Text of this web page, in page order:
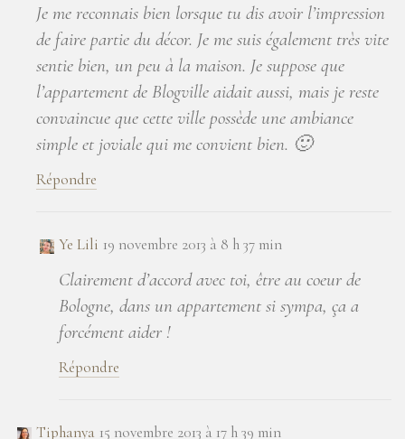
Je me reconnais bien lorsque tu dis avoir l’impression
de faire partie du décor. Je me suis également très vite
sentie bien, un peu à la maison. Je suppose que
l’appartement de Blogville aidait aussi, mais je reste
convaincue que cette ville possède une ambiance
simple et joviale qui me convient bien. 🙂
Répondre
Ye Lili 19 novembre 2013 à 8 h 37 min
Clairement d’accord avec toi, être au coeur de
Bologne, dans un appartement si sympa, ça a
forcément aider !
Répondre
Tiphanya 15 novembre 2013 à 17 h 39 min